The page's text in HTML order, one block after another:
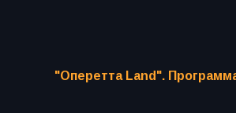
"Оперетта Land".